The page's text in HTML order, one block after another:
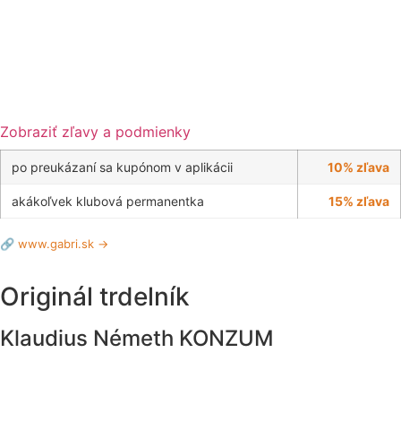
Zobraziť zľavy a podmienky
po preukázaní sa kupónom v aplikácii 10% zľava
akákoľvek klubová permanentka 15% zľava
🔗 www.gabri.sk →
Originál trdelník
Klaudius Németh KONZUM